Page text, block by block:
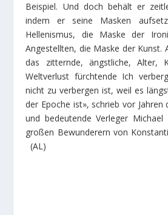
Beispiel. Und doch behält er
indem er seine Masken
Hellenismus, die Maske der
Angestellten, die Maske der Kunst.
das zitternde, ängstliche, Alter,
Weltverlust fürchtende Ich
nicht zu verbergen ist, weil es
der Epoche ist», schrieb vor Jahren
und bedeutende Verleger
großen Bewunderern von
(AL)